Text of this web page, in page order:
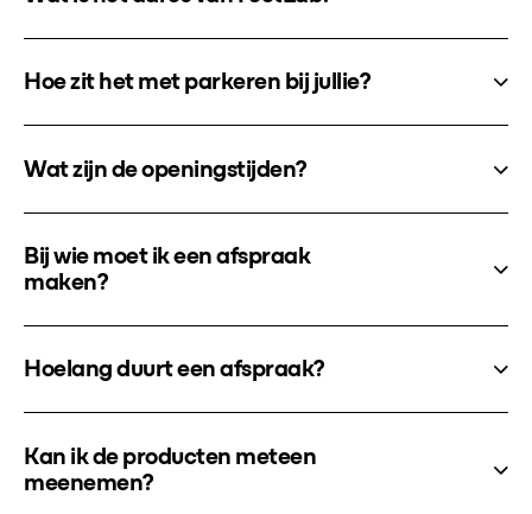
Hoe zit het met parkeren bij jullie?
Wat zijn de openingstijden?
Bij wie moet ik een afspraak
maken?
Hoelang duurt een afspraak?
Kan ik de producten meteen
meenemen?